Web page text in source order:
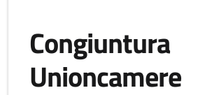
Congiuntura
Unioncamere